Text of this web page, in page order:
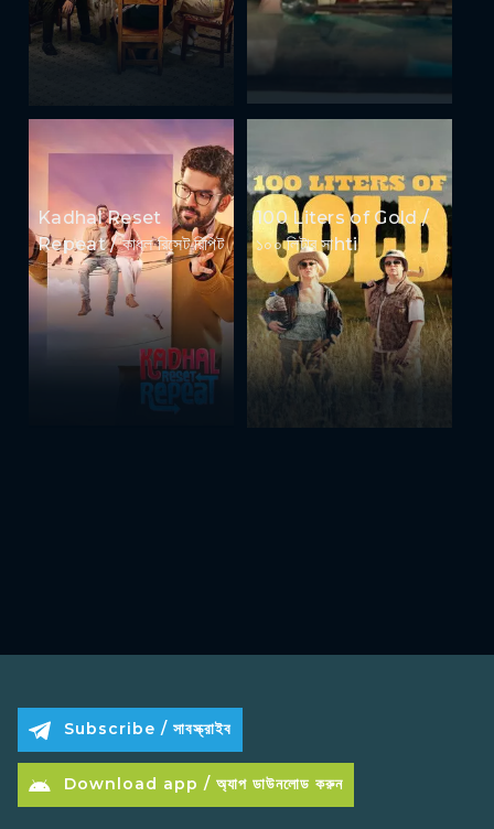
Kadhal Reset
Repeat / কাধল রিসেট রিপিট
100 Liters of Gold /
১০০ লিটার সাhti
Subscribe / সাবস্ক্রাইব
Download app / অ্যাপ ডাউনলোড করুন